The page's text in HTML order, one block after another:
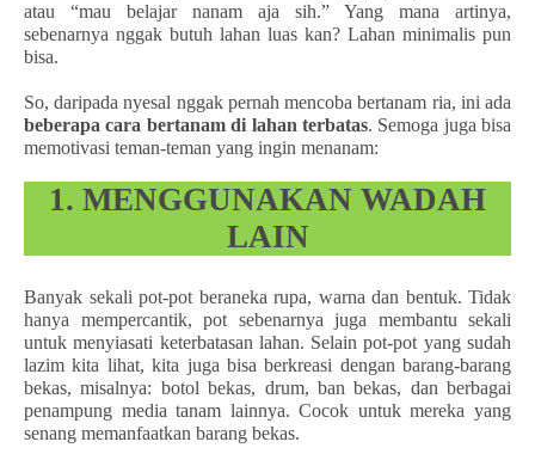
atau “mau belajar nanam aja sih.” Yang mana artinya,
sebenarnya nggak butuh lahan luas kan? Lahan minimalis pun
bisa.
So, daripada nyesal nggak pernah mencoba bertanam ria, ini ada
beberapa cara bertanam di lahan terbatas. Semoga juga bisa
memotivasi teman-teman yang ingin menanam:
1. MENGGUNAKAN WADAH
LAIN
Banyak sekali pot-pot beraneka rupa, warna dan bentuk. Tidak
hanya mempercantik, pot sebenarnya juga membantu sekali
untuk menyiasati keterbatasan lahan. Selain pot-pot yang sudah
lazim kita lihat, kita juga bisa berkreasi dengan barang-barang
bekas, misalnya: botol bekas, drum, ban bekas, dan berbagai
penampung media tanam lainnya. Cocok untuk mereka yang
senang memanfaatkan barang bekas.